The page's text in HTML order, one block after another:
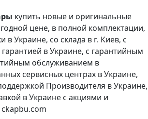
купить новые и оригинальные
цене, в полной комплектации,
в Украине, со склада в г. Киев, с
в Украине, с гарантийным
обслуживанием в
сервисных центрах в Украине,
Производителя в Украине,
в Украине с акциями и